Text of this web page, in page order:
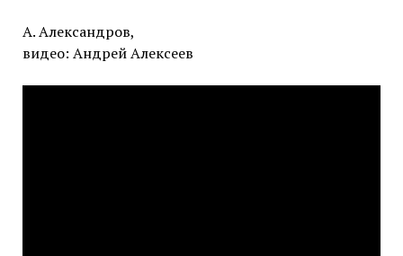
А. Александров,
видео: Андрей Алексеев